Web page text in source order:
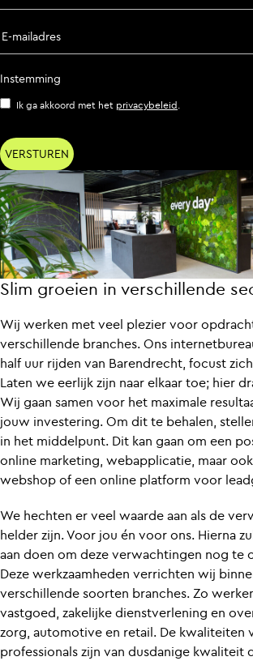
E-mailadres
Instemming
Ik ga akkoord met het privacybeleid.
Slim groeien in verschillende
Wij werken met veel plezier voor
verschillende branches. Ons
half uur rijden van Barendrecht, focust
Laten we eerlijk zijn naar elkaar toe; hier
Wij gaan samen voor het maximale
jouw investering. Om dit te behalen,
in het middelpunt. Dit kan gaan om een
online marketing, webapplicatie, maar
webshop of een online platform voor
We hechten er veel waarde aan als de
helder zijn. Voor jou én voor ons. Hierna
aan doen om deze verwachtingen nog te
Deze werkzaamheden verrichten wij
verschillende soorten branches. Zo
vastgoed, zakelijke dienstverlening en
zorg, automotive en retail. De kwaliteiten
professionals zijn van dusdanige kwaliteit